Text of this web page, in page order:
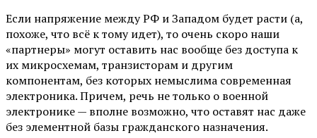
Если напряжение между РФ и Западом будет расти (а,
похоже, что всё к тому идет), то очень скоро наши
«партнеры» могут оставить нас вообще без доступа к
их микросхемам, транзисторам и другим
компонентам, без которых немыслима современная
электроника. Причем, речь не только о военной
электронике — вполне возможно, что оставят нас даже
без элементной базы гражданского назначения.